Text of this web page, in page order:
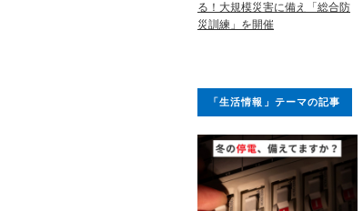
る！大規模災害に備え「総合防
災訓練」を開催
「生活情報」テーマの記事